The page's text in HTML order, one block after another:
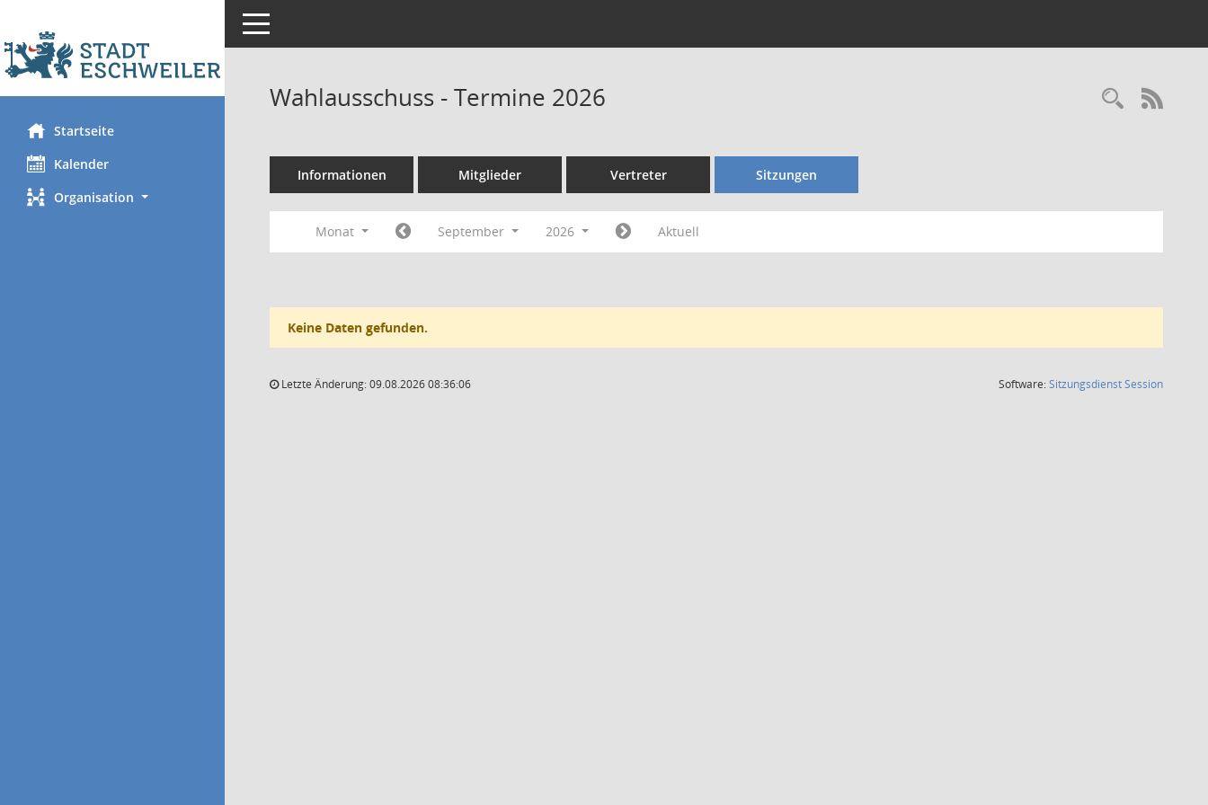
Startseite
Kalender
Organisation
Toggle navigation
Wahlausschuss - Termine 2026
Informationen Mitglieder Vertreter Sitzungen
Monat September 2026 Aktuell
Keine Daten gefunden.
Letzte Änderung: 09.08.2026 08:36:06 Software:SitzungsdienstSession(Wird in